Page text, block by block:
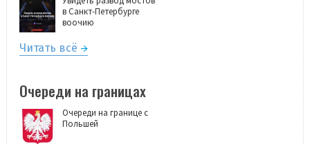
в Санкт-Петербурге
воочию
Читать всё
Очереди на границах
Очереди на границе с
Польшей